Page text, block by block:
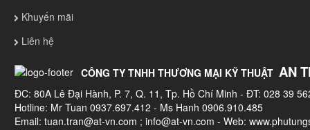
Khuyến mãi
Liên hệ
CÔNG TY TNHH THƯƠNG MẠI KỸ THUẬT AN
ĐC: 80A Lê Đại Hành, P. 7, Q. 11, Tp. Hồ Chí Minh - ĐT: 028 39
Hotline: Mr Tuan 0937.697.412 - Ms Hanh 0906.910.485
Email: tuan.tran@at-vn.com ; info@at-vn.com - Web: